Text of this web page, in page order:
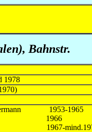
Bahnstr.
1978
1953-1965
1966
1967-